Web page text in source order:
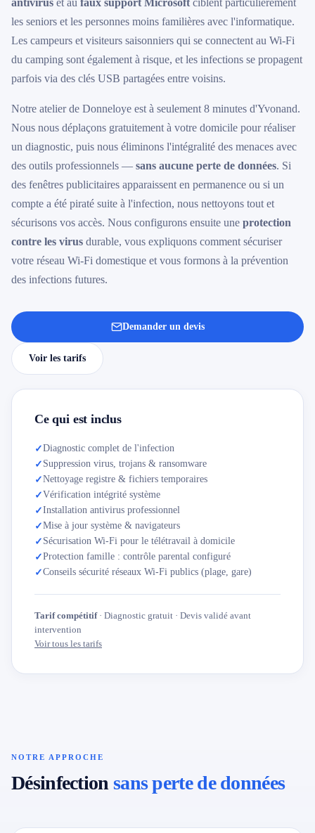
antivirus et au faux support Microsoft ciblent particulièrement
les seniors et les personnes moins familières avec l'informatique.
Les campeurs et visiteurs saisonniers qui se connectent au Wi-Fi
du camping sont également à risque, et les infections se propagent
parfois via des clés USB partagées entre voisins.
Notre atelier de Donneloye est à seulement 8 minutes d'Yvonand.
Nous nous déplaçons gratuitement à votre domicile pour réaliser
un diagnostic, puis nous éliminons l'intégralité des menaces avec
des outils professionnels — sans aucune perte de données. Si
des fenêtres publicitaires apparaissent en permanence ou si un
compte a été piraté suite à l'infection, nous nettoyons tout et
sécurisons vos accès. Nous configurons ensuite une protection
contre les virus durable, vous expliquons comment sécuriser
votre réseau Wi-Fi domestique et vous formons à la prévention
des infections futures.
Demander un devis
Voir les tarifs
Ce qui est inclus
✓Diagnostic complet de l'infection
✓ Suppression virus, trojans & ransomware
✓Nettoyage registre & fichiers temporaires
✓Vérification intégrité système
✓Installation antivirus professionnel
✓Mise à jour système & navigateurs
✓ Sécurisation Wi-Fi pour le télétravail à domicile
✓Protection famille : contrôle parental configuré
✓Conseils sécurité réseaux Wi-Fi publics (plage, gare)
Tarif compétitif· Diagnostic gratuit · Devis validé avant
intervention
Voir tous les tarifs
NOTRE APPROCHE
Désinfection sans perte de données